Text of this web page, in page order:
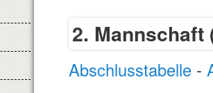
2. Mannschaft
Abschlusstabelle -